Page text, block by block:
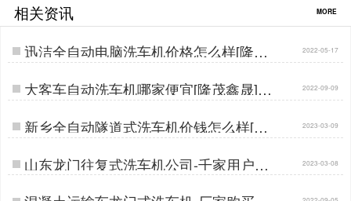
相关资讯 MORE
迅洁全自动电脑洗车机价格怎么样[隆茂
鑫晟]…
2022-05-17
大客车自动洗车机哪家便宜[隆茂鑫晟]… 2022-09-09
新乡全自动隧道式洗车机价钱怎么样[隆
茂鑫晟]…
2023-03-09
山东龙门往复式洗车机公司-千家用户好
口碑[隆茂鑫晟]…
2023-03-08